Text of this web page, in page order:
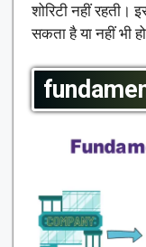
शोरिटी नहीं रहती।
सकता है या नहीं भी